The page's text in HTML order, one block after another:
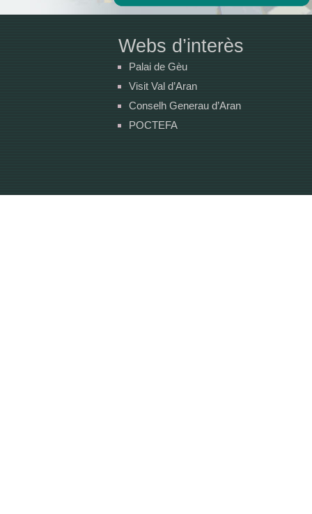
Webs d’interès
Palai de Gèu
Visit Val d’Aran
Conselh Generau d’Aran
POCTEFA